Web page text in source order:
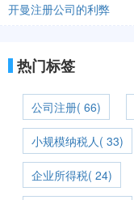
开曼注册公司的利弊
热门标签
公司注册( 66)
小规模纳税人( 33)
企业所得税( 24)